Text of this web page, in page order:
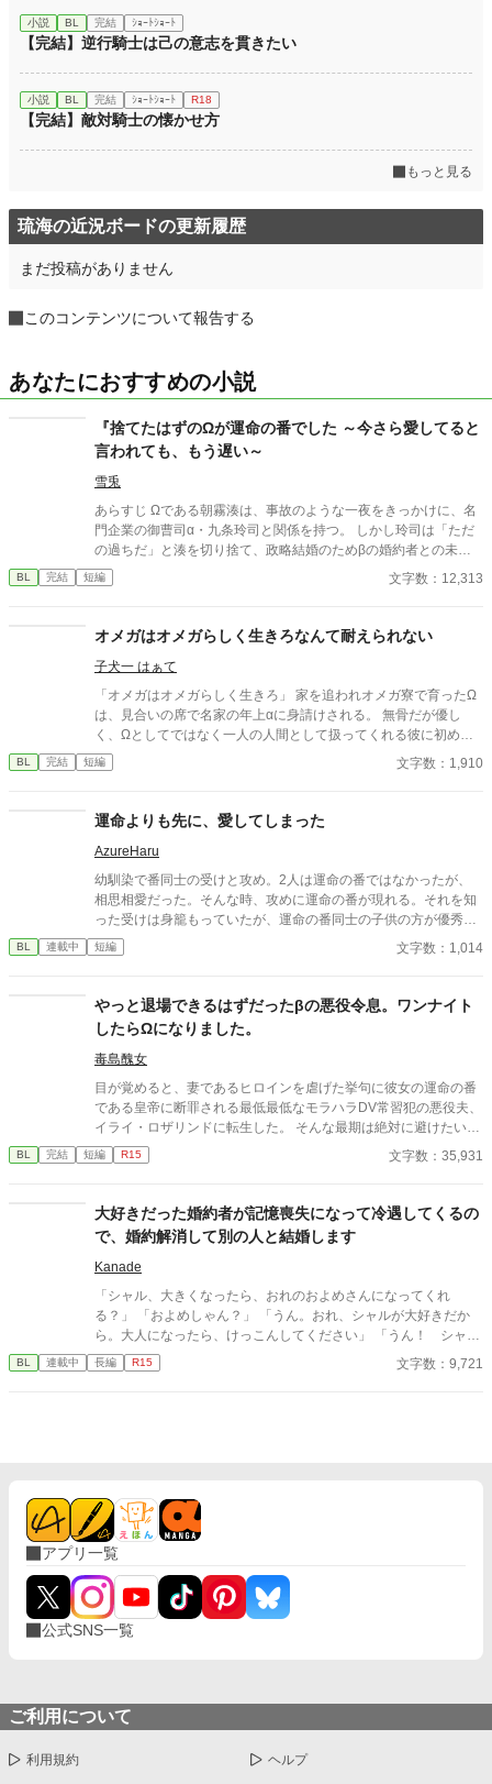
小説 BL 完結 ｼｮｰﾄｼｮｰﾄ
【完結】逆行騎士は己の意志を貫きたい
小説 BL 完結 ｼｮｰﾄｼｮｰﾄ R18
【完結】敵対騎士の懐かせ方
もっと見る
琉海の近況ボードの更新履歴
まだ投稿がありません
このコンテンツについて報告する
あなたにおすすめの小説
『捨てたはずのΩが運命の番でした ～今さら愛してると
言われても、もう遅い～
雪兎
あらすじ Ωである朝霧湊は、事故のような一夜をきっかけに、名
門企業の御曹司α・九条玲司と関係を持つ。 しかし玲司は「ただ
の過ちだ」と湊を切り捨て、政略結婚のためβの婚約者との未来
を選んだ。 深く傷ついた湊は、彼の前から姿を消す。 数か月後―
―。 湊の身体は、これまで誰も知らなかった希少な『遅咲きΩ』
たと知る。 「戻ってきてくれ」 今さら必死に追いかけてくる玲
司。 だが湊の隣には、自分を支え続けてくれた医師のα・神崎伊
織がいた。 「あなたは俺を捨てたでしょう」 後悔に苦しむα、執
着する第二のα、そして希少Ωを巡る陰謀。 もう二度と傷つきた
くないΩが最後に選ぶ相手とは――。 捨てた側の後悔と執着が加
速する、すれ違いオメガバースBL。
BL 完結 短編 文字数：12,313
オメガはオメガらしく生きろなんて耐えられない
子犬一 はぁて
「オメガはオメガらしく生きろ」 家を追われオメガ寮で育ったΩ
は、見合いの席で名家の年上αに身請けされる。 無骨だが優し
く、Ωとしてではなく一人の人間として扱ってくれる彼に初めて
恋をした。 しかし幸せな日々は突然終わり、二人は別れることに
なる。 5年後、雪の夜。彼と再会する。 ｢もう離さない｣ 再び抱き
だと気づいた。 彼は温かい手のひらを持つ人だった。 身分差×年
上アルファ×溺愛再会BL短編。
BL 完結 短編 文字数：1,910
運命よりも先に、愛してしまった
AzureHaru
幼馴染で番同士の受けと攻め。2人は運命の番ではなかったが、
相思相愛だった。そんな時、攻めに運命の番が現れる。それを知
った受けは身籠もっていたが、運命の番同士の子供の方が優秀な
者が生まれることも知っており、身を引く事を決め姿を消す。 し
かし、攻めと運命の番の相手にはそれぞれに別の愛する人がいる
ていけたらと話し合ってわかれた。 その後、攻めは受けが勘違い
していなくなってしまったことを両親達から聞かされるのであっ
た。
BL 連載中 短編 文字数：1,014
やっと退場できるはずだったβの悪役令息。ワンナイト
したらΩになりました。
毒島醜女
目が覚めると、妻であるヒロインを虐げた挙句に彼女の運命の番
である皇帝に断罪される最低最低なモラハラDV常習犯の悪役夫、
イライ・ロザリンドに転生した。 そんな最期は絶対に避けたいイ
ライはヒーローとヒロインの仲を結ばせつつ、ヒロインと円満に
別れる為に策を練った。 彼の努力は実り、主人公たちは結ばれ、
る」 これまでの自分の努力を労うように酒場で飲んでいたイライ
は、いい薫りを漂わせる男と意気投合し、彼と一夜を共にしてし
まう。 目が覚めると罪悪感に襲われ、すぐさま宿を去っていく。
「これじゃあ原作のイライと変わらないじゃん！」 その後体調不
良を訴え、医師に診てもらうととんでもない事を言われたのだっ
た。 「あなた……Ωになっていますよ」 「へ？」 そしてワンナイ
トをした男がまさかの国の英雄で、まさかまさか求愛し公開プロ
ポーズまでして来て―― オメガバースの世界で運命に導かれる、
強引な俺様α×頑張り屋な元悪役令息の元βのΩのラブストーリー。
BL 完結 短編 R15 文字数：35,931
大好きだった婚約者が記憶喪失になって冷遇してくるの
で、婚約解消して別の人と結婚します
Kanade
「シャル、大きくなったら、おれのおよめさんになってくれ
る？」 「およめしゃん？」 「うん。おれ、シャルが大好きだか
ら。大人になったら、けっこんしてください」 「うん！ シャル
もリュシーしゃま、だいしゅき！ およめしゃん、なる！」 ✩
✩ ✩ 幼き日に交わした『約束』。二人が正式に婚約したの
更新、遅筆なのでゆっくりペースにはなりますが、完結は保証い
たします。 ☆8/7 15時更新 HOT女性向けランキング42位！ あ
りがとうございます😊
BL 連載中 長編 R15 文字数：9,721
アプリ一覧
公式SNS一覧
ご利用について
利用規約 ヘルプ